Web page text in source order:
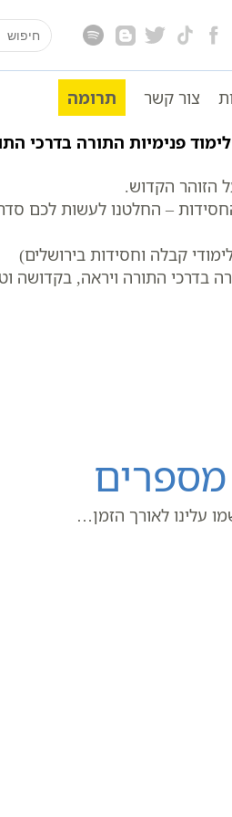
Search
for:
צור קשר תרומה
פנימיות התורה בדרכי
הזוהר הקדוש.
– החלטנו לעשות לכם
קבלה וחסידות בירושלים)
בדרכי התורה ויראה, בקדושה
מספרים
עלינו לאורך הזמן…